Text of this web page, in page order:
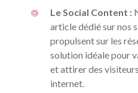
Le Social Content :
article dédié sur nos
propulsent sur les
solution idéale pour
et attirer des
internet.